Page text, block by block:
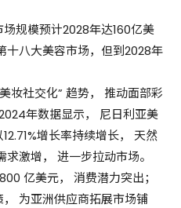
规模预计2028年达160亿美
十八大美容市场，但到2028年
妆社交化” 趋势， 推动面部彩
年数据显示， 尼日利亚美
增长率持续增长， 天然
激增， 进一步拉动市场。
亿美元， 消费潜力突出；
为亚洲供应商拓展市场铺